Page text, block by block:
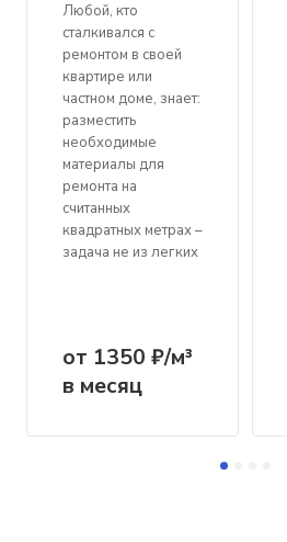
Любой, кто
сталкивался с
ремонтом в своей
квартире или
частном доме, знает:
разместить
необходимые
материалы для
ремонта на
считанных
квадратных метрах –
задача не из легких
от 1350 ₽/м³
в месяц